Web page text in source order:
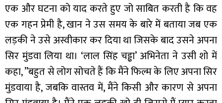
एक और घटना को याद करते हुए जो साबित करती है कि वह
एक गहन प्रेमी है, खान ने उस समय के बारे में बताया जब एक
लड़की ने उसे अस्वीकार कर दिया था जिसके बाद उसने अपना
सिर मुंडवा लिया था। ‘लाल सिंह चड्ढा’ अभिनेता ने उसी शो में
कहा, ”बहुत से लोग सोचते हैं कि मैंने फिल्म के लिए अपना सिर
मुंडवाया है, जबकि वास्तव में, मैंने किसी और कारण से अपना